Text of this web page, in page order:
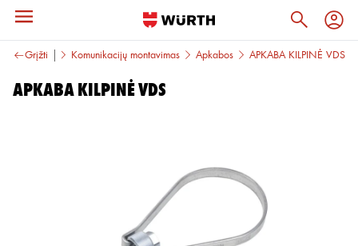
Grįžti Komunikacijų montavimas Apkabos APKABA KILPINĖ VDS
APKABA KILPINĖ VDS